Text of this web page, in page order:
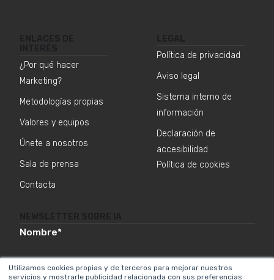
Utilizamos cookies propias y de terceros para mejorar nuestros
servicios y mostrarle publicidad relacionada con sus preferencias
¿Por qué hacer
Marketing?
Metodologías propias
Valores y equipos
Únete a nosotros
Sala de prensa
Contacta
Política de privacidad
Aviso legal
Sistema interno de
información
Declaración de
accesibilidad
Política de cookies
Nombre*